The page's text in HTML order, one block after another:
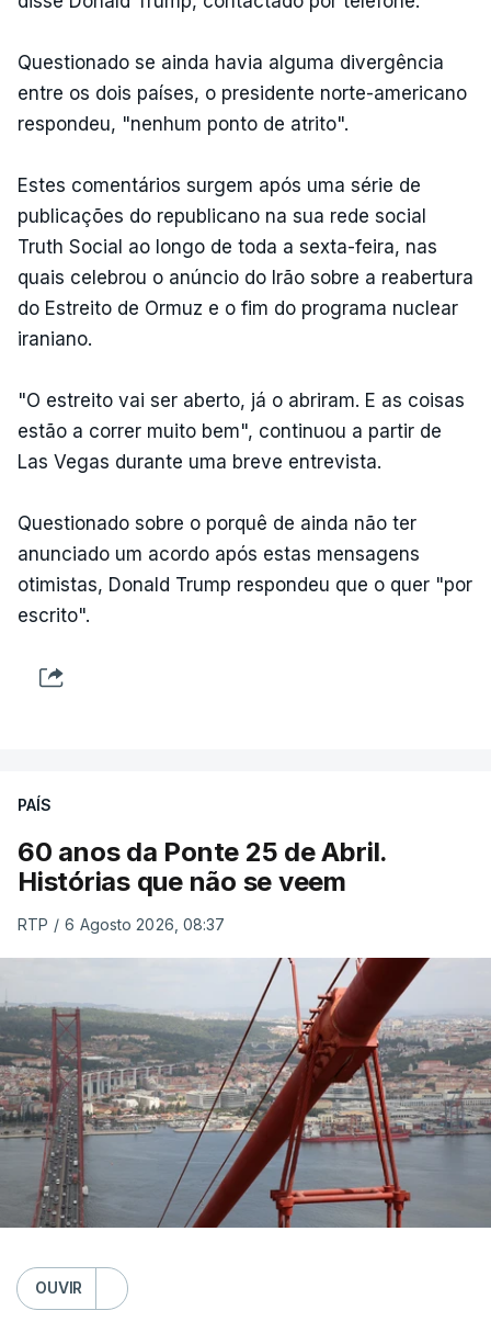
Questionado se ainda havia alguma divergência
entre os dois países, o presidente norte-americano
respondeu, "nenhum ponto de atrito".
Estes comentários surgem após uma série de
publicações do republicano na sua rede social
Truth Social ao longo de toda a sexta-feira, nas
quais celebrou o anúncio do Irão sobre a reabertura
do Estreito de Ormuz e o fim do programa nuclear
iraniano.
"O estreito vai ser aberto, já o abriram. E as coisas
estão a correr muito bem", continuou a partir de
Las Vegas durante uma breve entrevista.
Questionado sobre o porquê de ainda não ter
anunciado um acordo após estas mensagens
otimistas, Donald Trump respondeu que o quer "por
escrito".
PAÍS
60 anos da Ponte 25 de Abril.
Histórias que não se veem
RTP / 6 Agosto 2026, 08:37
OUVIR